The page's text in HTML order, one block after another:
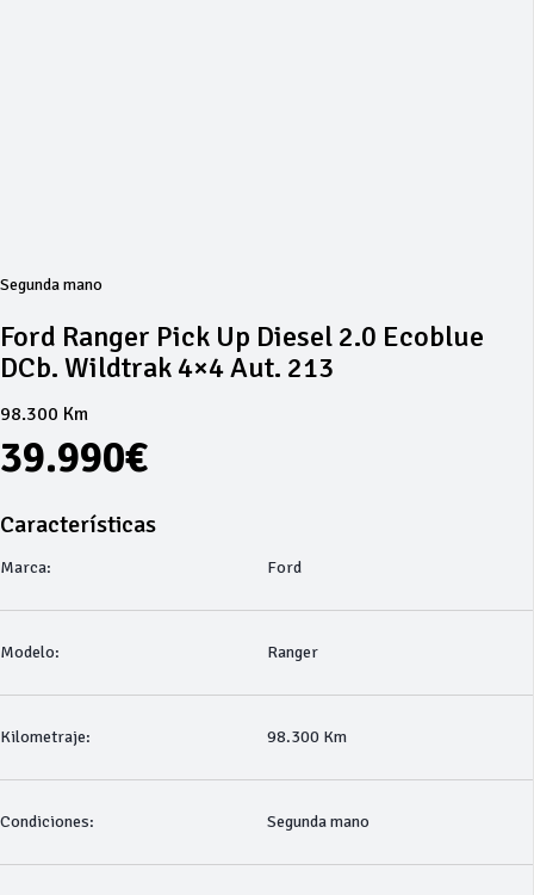
Segunda mano
Ford Ranger Pick Up Diesel 2.0 Ecoblue
DCb. Wildtrak 4×4 Aut. 213
98.300 Km
39.990€
Características
Marca: Ford
Modelo: Ranger
Kilometraje: 98.300 Km
Condiciones: Segunda mano